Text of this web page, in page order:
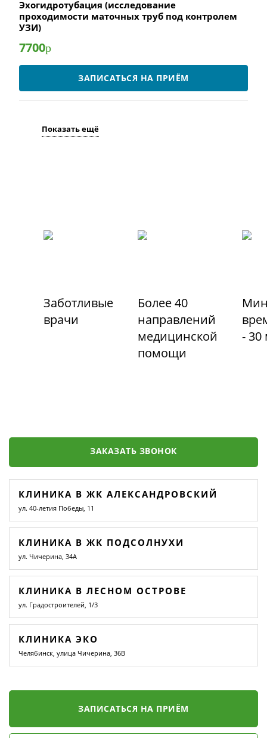
Эхогидротубация (исследование
проходимости маточных труб под контролем
УЗИ)
7700р
ЗАПИСАТЬСЯ НА ПРИЁМ
Показать ещё
Заботливые
врачи
Более 40
направлений
медицинской
помощи
- 30
ЗАКАЗАТЬ ЗВОНОК
КЛИНИКА В ЖК АЛЕКСАНДРОВСКИЙ
ул. 40-летия Победы, 11
КЛИНИКА В ЖК ПОДСОЛНУХИ
ул. Чичерина, 34А
КЛИНИКА В ЛЕСНОМ ОСТРОВЕ
ул. Градостроителей, 1/3
КЛИНИКА ЭКО
Челябинск, улица Чичерина, 36В
ЗАПИСАТЬСЯ НА ПРИЁМ